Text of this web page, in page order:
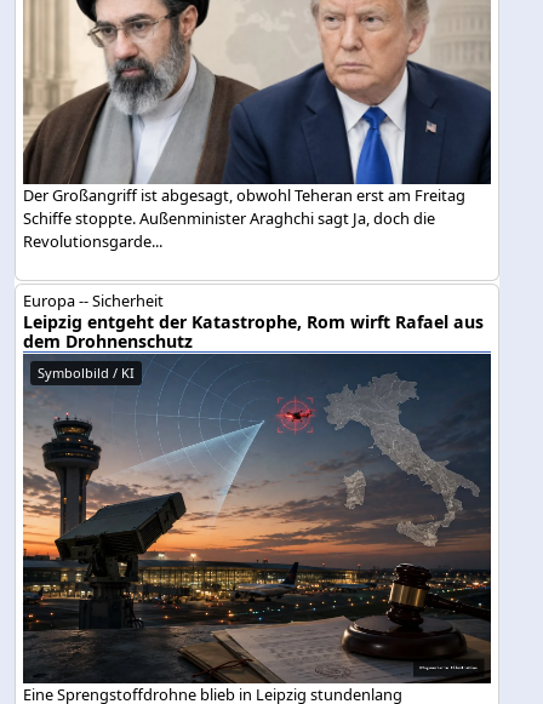
Der Großangriff ist abgesagt, obwohl Teheran erst am Freitag
Schiffe stoppte. Außenminister Araghchi sagt Ja, doch die
Revolutionsgarde...
Europa -- Sicherheit
Leipzig entgeht der Katastrophe, Rom wirft Rafael aus
dem Drohnenschutz
Symbolbild / KI
Eine Sprengstoffdrohne blieb in Leipzig stundenlang